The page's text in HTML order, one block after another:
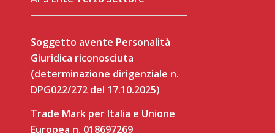
Soggetto avente Personalità
Giuridica riconosciuta
(determinazione dirigenziale n.
DPG022/272 del 17.10.2025)
Trade Mark per Italia e Unione
Europea n. 018697269